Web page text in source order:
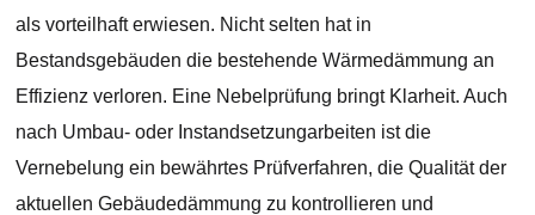
als vorteilhaft erwiesen. Nicht selten hat in
Bestandsgebäuden die bestehende Wärmedämmung an
Effizienz verloren. Eine Nebelprüfung bringt Klarheit. Auch
nach Umbau- oder Instandsetzungarbeiten ist die
Vernebelung ein bewährtes Prüfverfahren, die Qualität der
aktuellen Gebäudedämmung zu kontrollieren und